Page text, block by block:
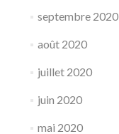
septembre 2020
août 2020
juillet 2020
juin 2020
mai 2020